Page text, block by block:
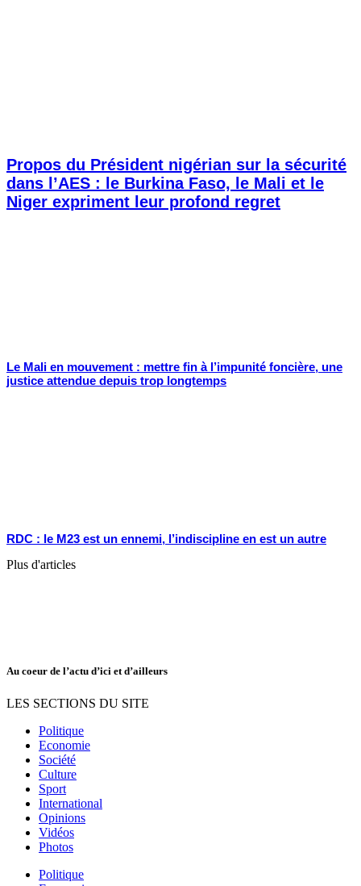
Propos du Président nigérian sur la sécurité
dans l’AES : le Burkina Faso, le Mali et le
Niger expriment leur profond regret
Le Mali en mouvement : mettre fin à l’impunité foncière, une
justice attendue depuis trop longtemps
RDC : le M23 est un ennemi, l’indiscipline en est un autre
Plus d'articles
Au coeur de l’actu d’ici et d’ailleurs
LES SECTIONS DU SITE
Politique
Economie
Société
Culture
Sport
International
Opinions
Vidéos
Photos
Politique